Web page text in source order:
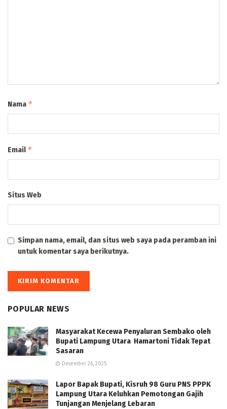
Nama *
Email*
Situs Web
Simpan nama, email, dan situs web saya pada peramban ini
untuk komentar saya berikutnya.
POPULAR NEWS
Masyarakat Kecewa Penyaluran Sembako oleh
Bupati Lampung Utara Hamartoni Tidak Tepat
Sasaran
Desember 26, 2025
Lapor Bapak Bupati, Kisruh 98 Guru PNS PPPK
Lampung Utara Keluhkan Pemotongan Gajih
Tunjangan Menjelang Lebaran